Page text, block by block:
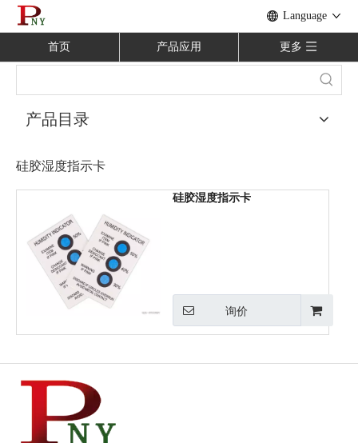
Language
首页 产品应用 更多
产品目录
硅胶湿度指示卡
硅胶湿度指示卡
询价